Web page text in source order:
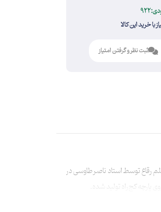
ثبت نظر و گرفتن امتیاز
توسط استاد ناصر طاوسی در